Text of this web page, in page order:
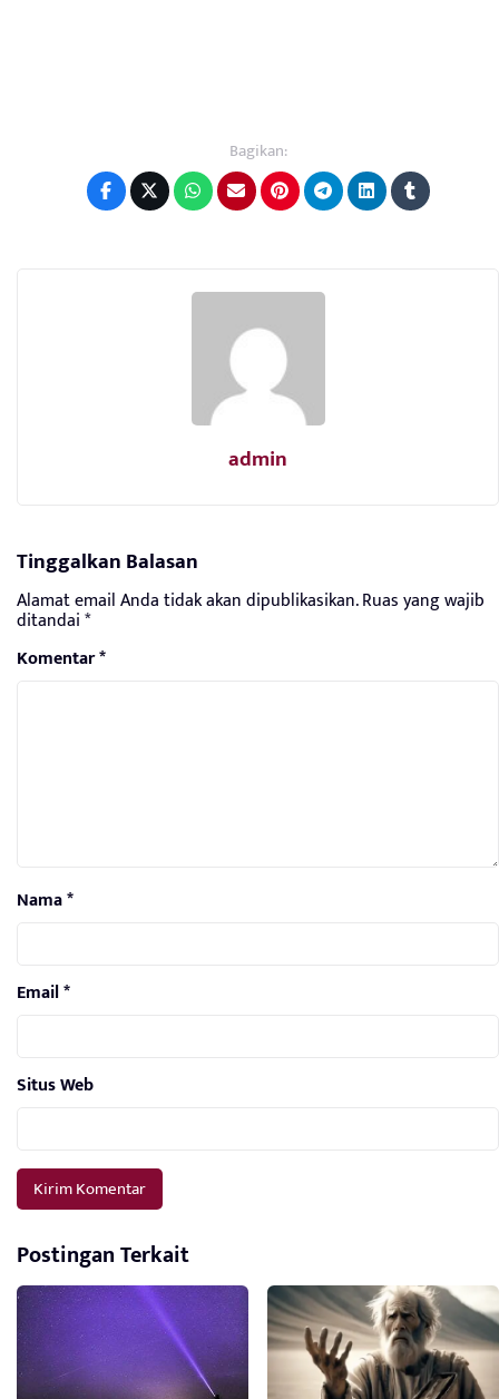
Bagikan:
admin
Tinggalkan Balasan
Alamat email Anda tidak akan dipublikasikan.Ruas yang wajib
ditandai*
Komentar*
Nama*
Email*
Situs Web
Postingan Terkait